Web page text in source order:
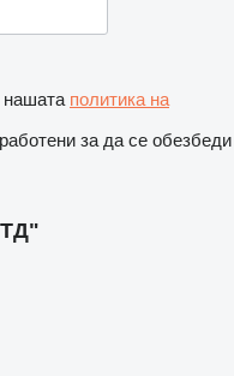
нашата политика на
за да се обезбеди